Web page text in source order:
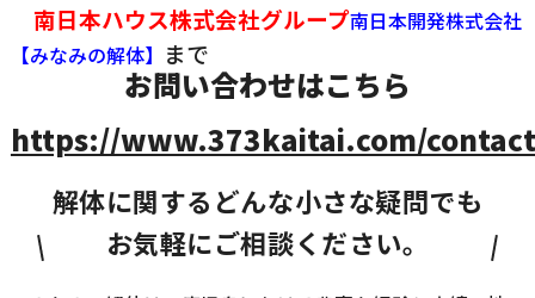
南日本ハウス株式会社グループ南日本開発株式会社
【みなみの解体】 まで
お問い合わせはこちら
https://www.373kaitai.com/
解体に関するどんな小さな疑問でも
お気軽にご相談ください。